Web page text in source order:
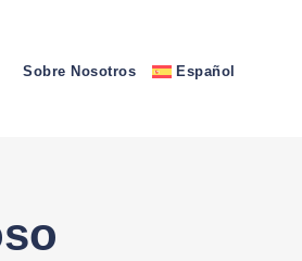
Sobre Nosotros Español